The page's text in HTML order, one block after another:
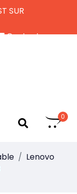
SUR
Contactez-nous
0
Lenovo